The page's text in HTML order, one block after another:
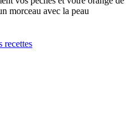
morceau avec la peau
recettes